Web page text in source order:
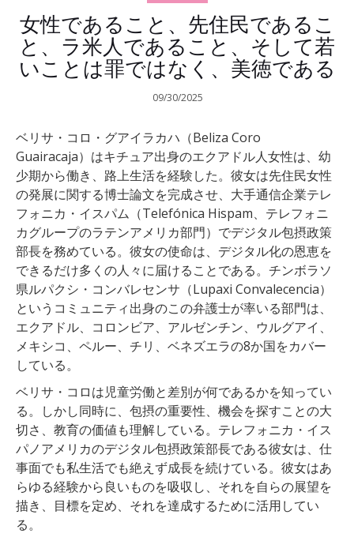
女性であること、先住民であるこ
と、ラ米人であること、そして若
いことは罪ではなく、美徳である
09/30/2025
ベリサ・コロ・グアイラカハ（Beliza Coro
Guairacaja）はキチュア出身のエクアドル人女性は、幼
少期から働き、路上生活を経験した。彼女は先住民女性
の発展に関する博士論文を完成させ、大手通信企業テレ
フォニカ・イスパム（Telefónica Hispam、テレフォニ
カグループのラテンアメリカ部門）でデジタル包摂政策
部長を務めている。彼女の使命は、デジタル化の恩恵を
できるだけ多くの人々に届けることである。チンボラソ
県ルパクシ・コンバレセンサ（Lupaxi Convalecencia）
というコミュニティ出身のこの弁護士が率いる部門は、
エクアドル、コロンビア、アルゼンチン、ウルグアイ、
メキシコ、ペルー、チリ、ベネズエラの8か国をカバー
している。
ベリサ・コロは児童労働と差別が何であるかを知ってい
る。しかし同時に、包摂の重要性、機会を探すことの大
切さ、教育の価値も理解している。テレフォニカ・イス
パノアメリカのデジタル包摂政策部長である彼女は、仕
事面でも私生活でも絶えず成長を続けている。彼女はあ
らゆる経験から良いものを吸収し、それを自らの展望を
描き、目標を定め、それを達成するために活用してい
る。